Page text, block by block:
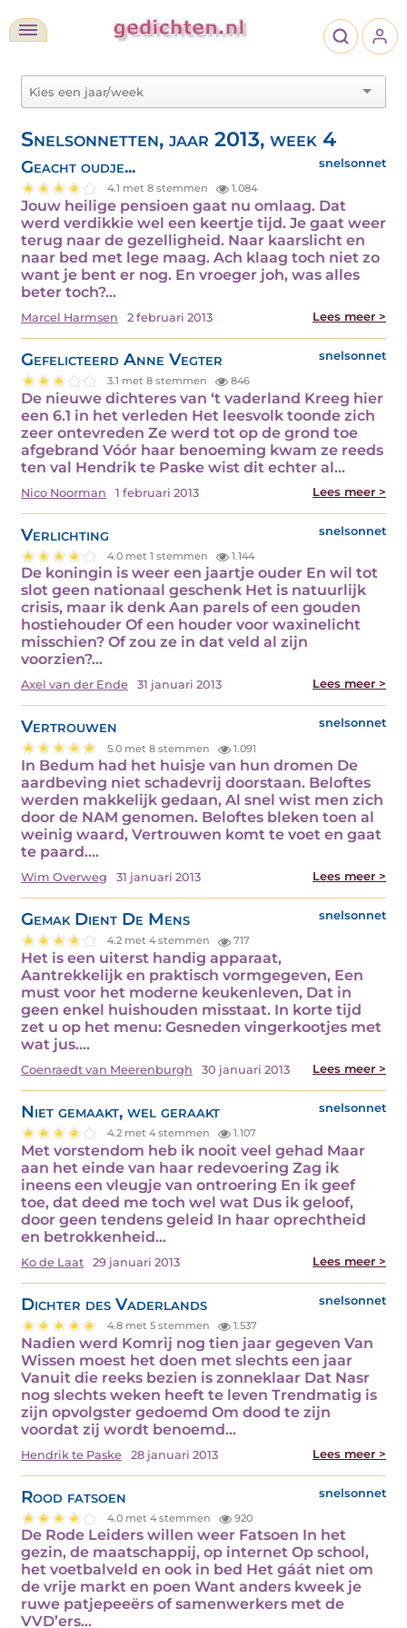
Snelsonnetten, jaar 2013, week 4
Geacht oudje... snelsonnet
4.1 met 8 stemmen 1.084
Jouw heilige pensioen gaat nu omlaag. Dat
werd verdikkie wel een keertje tijd. Je gaat weer
terug naar de gezelligheid. Naar kaarslicht en
naar bed met lege maag. Ach klaag toch niet zo
want je bent er nog. En vroeger joh, was alles
beter toch?…
Marcel Harmsen 2 februari 2013 Lees meer >
Gefelicteerd Anne Vegter snelsonnet
3.1 met 8 stemmen 846
De nieuwe dichteres van ‘t vaderland Kreeg hier
een 6.1 in het verleden Het leesvolk toonde zich
zeer ontevreden Ze werd tot op de grond toe
afgebrand Vóór haar benoeming kwam ze reeds
ten val Hendrik te Paske wist dit echter al…
Nico Noorman 1 februari 2013 Lees meer >
Verlichting snelsonnet
4.0 met 1 stemmen 1.144
De koningin is weer een jaartje ouder En wil tot
slot geen nationaal geschenk Het is natuurlijk
crisis, maar ik denk Aan parels of een gouden
hostiehouder Of een houder voor waxinelicht
misschien? Of zou ze in dat veld al zijn
voorzien?…
Axel van der Ende 31 januari 2013 Lees meer >
Vertrouwen snelsonnet
5.0 met 8 stemmen 1.091
In Bedum had het huisje van hun dromen De
aardbeving niet schadevrij doorstaan. Beloftes
werden makkelijk gedaan, Al snel wist men zich
door de NAM genomen. Beloftes bleken toen al
weinig waard, Vertrouwen komt te voet en gaat
te paard.…
Wim Overweg 31 januari 2013 Lees meer >
Gemak Dient De Mens snelsonnet
4.2 met 4 stemmen 717
Het is een uiterst handig apparaat,
Aantrekkelijk en praktisch vormgegeven, Een
must voor het moderne keukenleven, Dat in
geen enkel huishouden misstaat. In korte tijd
zet u op het menu: Gesneden vingerkootjes met
wat jus.…
Coenraedt van Meerenburgh 30 januari 2013 Lees meer >
Niet gemaakt, wel geraakt snelsonnet
4.2 met 4 stemmen 1.107
Met vorstendom heb ik nooit veel gehad Maar
aan het einde van haar redevoering Zag ik
ineens een vleugje van ontroering En ik geef
toe, dat deed me toch wel wat Dus ik geloof,
door geen tendens geleid In haar oprechtheid
en betrokkenheid…
Ko de Laat 29 januari 2013 Lees meer >
Dichter des Vaderlands snelsonnet
4.8 met 5 stemmen 1.537
Nadien werd Komrij nog tien jaar gegeven Van
Wissen moest het doen met slechts een jaar
Vanuit die reeks bezien is zonneklaar Dat Nasr
nog slechts weken heeft te leven Trendmatig is
zijn opvolgster gedoemd Om dood te zijn
voordat zij wordt benoemd…
Hendrik te Paske 28 januari 2013 Lees meer >
Rood fatsoen snelsonnet
4.0 met 4 stemmen 920
De Rode Leiders willen weer Fatsoen In het
gezin, de maatschappij, op internet Op school,
het voetbalveld en ook in bed Het gáát niet om
de vrije markt en poen Want anders kweek je
ruwe patjepeeërs of samenwerkers met de
VVD’ers…